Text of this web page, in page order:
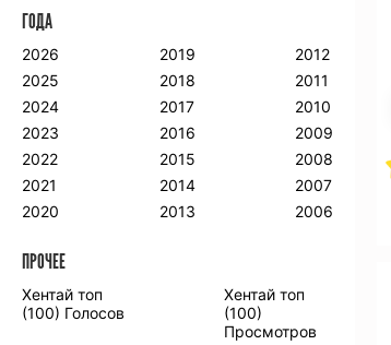
2023
2022
2021
2020
2019
2018
2017
2016
2013
2012
2011
2010
2009
2008
2005
2004
2003
2002
2001
2000
ПРОЧЕЕ
Аниме фильмы Аниме OVA
ГОДА
2026
2025
2024
2023
2022
2021
2020
2019
2018
2017
2016
2015
2014
2013
2012
2011
2010
2009
2008
2007
2006
ПРОЧЕЕ
Хентай топ
(100) Голосов
Хентай топ
(100)
Просмотров